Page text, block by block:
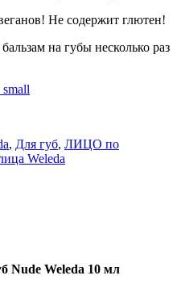
Не содержит глютен!
на губы несколько раз
, Для губ, ЛИЦО по
Weleda
Nude Weleda 10 мл